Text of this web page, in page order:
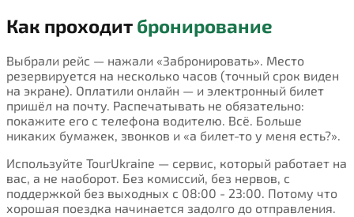
Как проходит бронирование
Выбрали рейс — нажали «Забронировать». Место
резервируется на несколько часов (точный срок виден
на экране). Оплатили онлайн — и электронный билет
пришёл на почту. Распечатывать не обязательно:
покажите его с телефона водителю. Всё. Больше
никаких бумажек, звонков и «а билет-то у меня есть?».
Используйте TourUkraine — сервис, который работает на
вас, а не наоборот. Без комиссий, без нервов, с
поддержкой без выходных с 08:00 - 23:00. Потому что
хорошая поездка начинается задолго до отправления.